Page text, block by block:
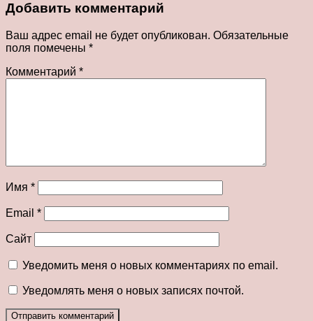
Добавить комментарий
Ваш адрес email не будет опубликован. Обязательные
поля помечены *
Комментарий *
Имя *
Email *
Сайт
Уведомить меня о новых комментариях по email.
Уведомлять меня о новых записях почтой.